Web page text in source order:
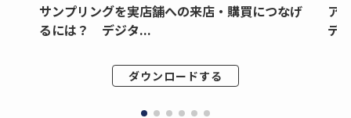
サンプリングを実店舗への来店・購買につなげ
るには？ デジタ...
ダウンロードする
ア
デ